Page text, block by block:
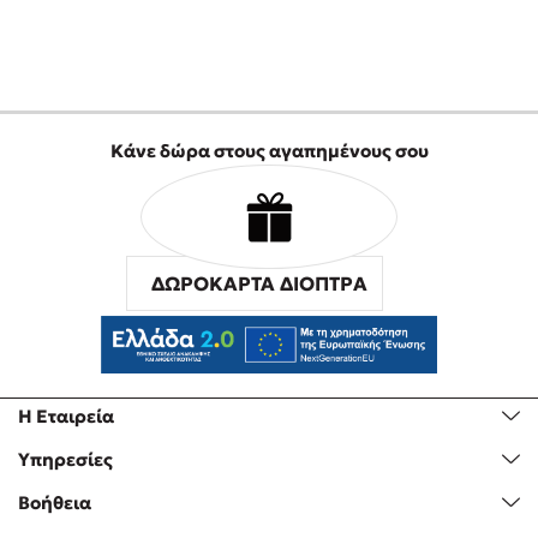
Ο Στέφανος Ξενάκης στη Χίο
Ο Κώστας Κρομμύδας & η Μαρίνα Γιώτη στο 54o Φεστιβάλ
Βιβλίου στο Πεδίον του Άρεως
Η Εταιρεία
Υπηρεσίες
Βοήθεια
Κάνε δώρα στους αγαπημένους σου
ΔΩΡΟΚΑΡΤΑ ΔΙΟΠΤΡΑ